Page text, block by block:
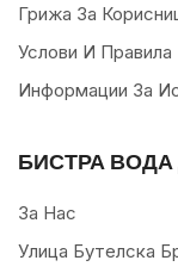
Грижа За
Услови И Правила
Информации За
БИСТРА
За Нас
Улица Бутелска